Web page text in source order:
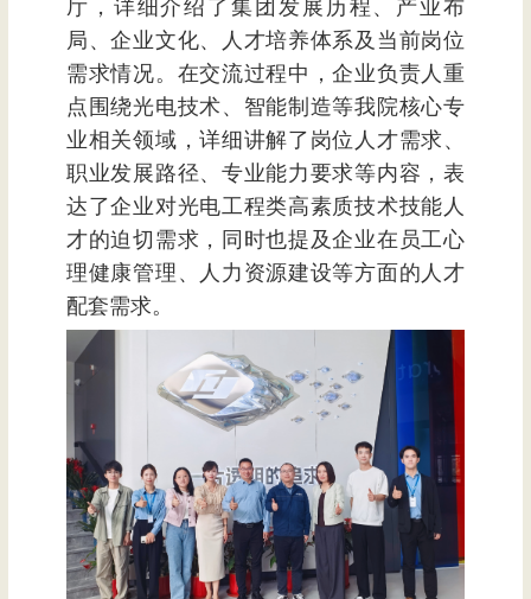
厅，详细介绍了集团发展历程、产业布
局、企业文化、人才培养体系及当前岗位
需求情况。在交流过程中，企业负责人重
点围绕光电技术、智能制造等我院核心专
业相关领域，详细讲解了岗位人才需求、
职业发展路径、专业能力要求等内容，表
达了企业对光电工程类高素质技术技能人
才的迫切需求，同时也提及企业在员工心
理健康管理、人力资源建设等方面的人才
配套需求。